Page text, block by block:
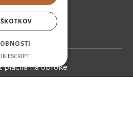
plačila na obroke